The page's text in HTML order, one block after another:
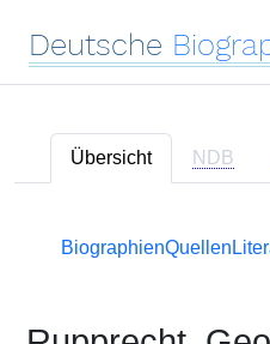
Deutsche
Übersicht NDB
BiographienQuellen